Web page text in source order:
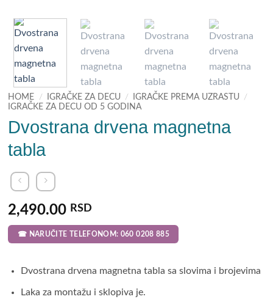
HOME / IGRAČKE ZA DECU / IGRAČKE PREMA UZRASTU
/
IGRAČKE ZA DECU OD 5 GODINA
Dvostrana drvena magnetna
tabla
2,490.00 RSD
☎ NARUČITE TELEFONOM: 060 0208 885
Dvostrana drvena magnetna tabla sa slovima i brojevima
Laka za montažu i sklopiva je.